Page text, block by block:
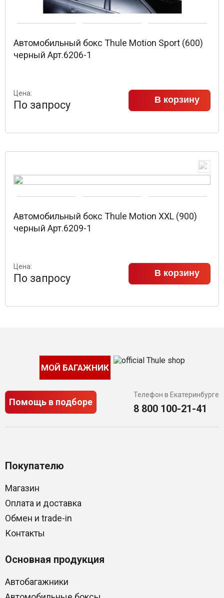
Автомобильный бокс Thule Motion Sport (600)
черный Арт.6206-1
Цена:
По запросу В корзину
Автомобильный бокс Thule Motion XXL (900)
черный Арт.6209-1
Цена:
По запросу В корзину
МОЙ БАГАЖНИК
Помощь в подборе
Телефон в Екатеринбурге
8 800 100-21-41
Покупателю
Магазин
Оплата и доставка
Обмен и trade-in
Контакты
Основная продукция
Автобагажники